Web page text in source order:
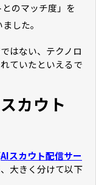
のマッチ度」を
した。
はない、テクノロ
ていたといえるで
カウト
AIスカウト配信サー
大きく分けて以下